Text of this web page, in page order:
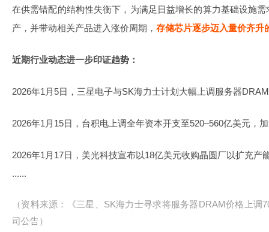
在供需错配的结构性失衡下，为满足日益增长的算力基础设施
产，并带动相关产品进入涨价周期， 存储芯片逐步迈入量价齐升
近期行业动态进一步印证趋势：
2026年1月5日，三星电子与SK海力士计划大幅上调服务器
2026年1月15日，台积电上调全年资本开支至520–560亿美元，
2026年1月17日，美光科技宣布以18亿美元收购晶圆厂以扩充产
......
（资料来源：《三星、SK海力士寻求将服务器DRAM价格上调
司公告）